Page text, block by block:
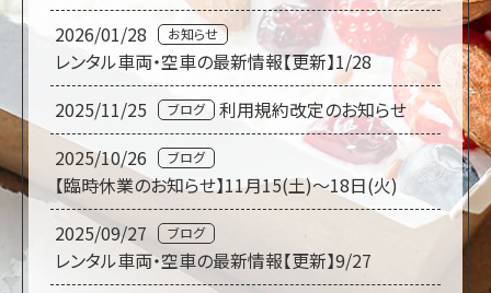
2026/01/28
お知らせ
レンタル車両・空車の最新情報【更新】1/28
2025/11/25
ブログ
利用規約改定のお知らせ
2025/10/26
ブログ
【臨時休業のお知らせ】11月15(土)～18日(火)
2025/09/27
ブログ
レンタル車両・空車の最新情報【更新】9/27